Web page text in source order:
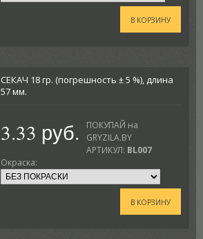
В КОРЗИНУ
СЕКАЧ 18 гр. (погрешность ± 5 %), длина
57 мм.
3.33 руб.
ПОКУПАЙ на
GRYZILA.BY
АРТИКУЛ: BL007
Окраска:
В КОРЗИНУ